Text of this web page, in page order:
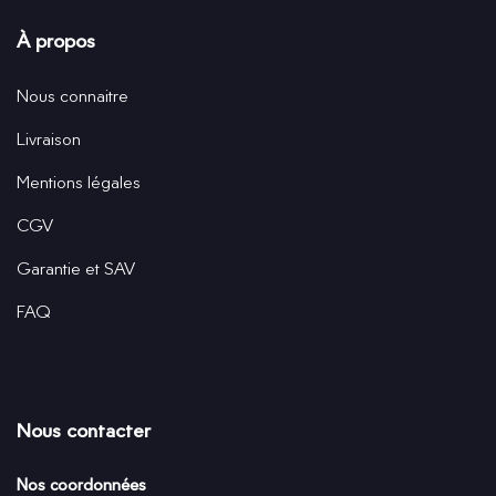
À propos
Nous connaitre
Livraison
Mentions légales
CGV
Garantie et SAV
FAQ
Nous contacter
Nos coordonnées